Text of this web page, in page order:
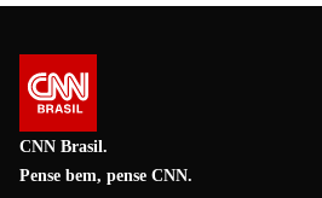
CNN Brasil.
Pense bem, pense CNN.